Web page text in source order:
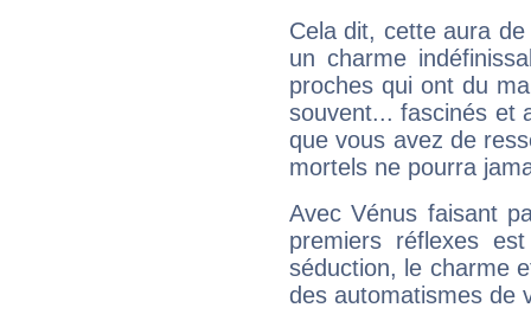
Cela dit, cette aura
un charme
proches qui ont du
souvent... fascinés et
que vous avez de
mortels ne pourra
Avec Vénus faisant
premiers réflexes
séduction, le charme
des automatismes de